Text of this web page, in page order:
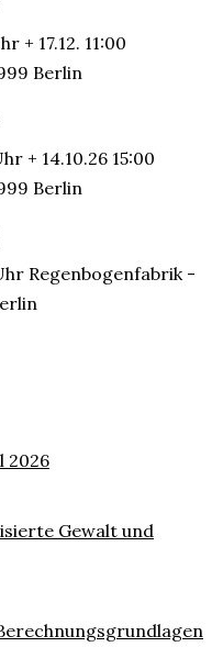
+ 17.12. 11:00
Berlin
+ 14.10.26 15:00
Berlin
Regenbogenfabrik -
2026
Gewalt und